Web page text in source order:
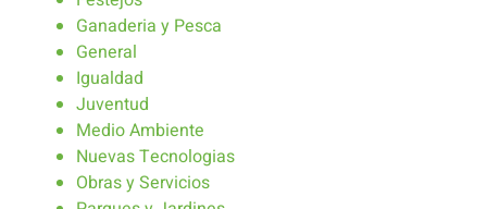
Ganaderia y Pesca
General
Igualdad
Juventud
Medio Ambiente
Nuevas Tecnologias
Obras y Servicios